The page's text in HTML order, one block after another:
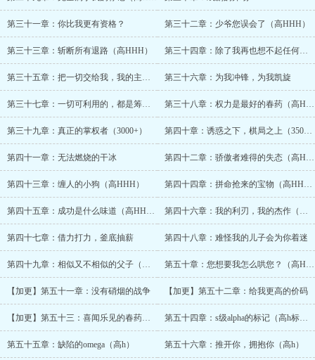
第三十一章：你比我更有资格？ 第三十二章：少爷您误会了（高HHH）
第三十三章：斩断所有退路（高HHH） 第三十四章：除了我再也想不起任何人（高HH
第三十五章：把一切交给我，我的主人（ 第三十六章：为我冲锋，为我凯旋
第三十七章：一切可利用的，都是筹码（高HH 第三十八章：权力是最好的春药（高HHH）
第三十九章：真正的掌权者（3000+） 第四十章：诱惑之下，棋局之上（3500+）
第四十一章：无法燃烧的干冰 第四十二章：骄傲者难得的失态（高HHH）
第四十三章：缠人的小狗（高HHH） 第四十四章：拼命抢来的宝物（高HHH）
第四十五章：成功是什么味道（高HHH） 第四十六章：我的利刃，我的杰作（高HHH）
第四十七章：借力打力，釜底抽薪 第四十八章：难怪我的儿子会为你着迷
第四十九章：相似又不相似的父子（高HHH） 第五十章：您想要我怎么哄您？（高HHH）
【加更】第五十一章：没有硝烟的战争 【加更】第五十二章：给我更高的价码
【加更】第五十三：喜闻乐见的春药梗 po sh 第五十四章：s级alpha的标记（高h标记沈爹）
第五十五章：缺陷的omega（高h） 第五十六章：推开你，拥抱你（高h）